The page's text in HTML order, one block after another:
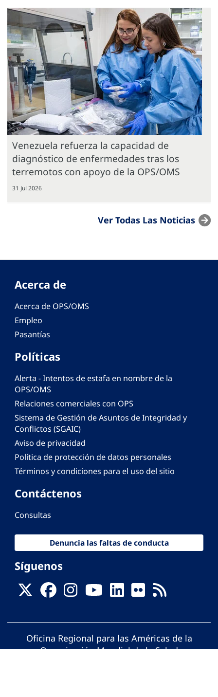
Venezuela refuerza la capacidad de
diagnóstico de enfermedades tras los
terremotos con apoyo de la OPS/OMS
31 Jul 2026
Ver Todas Las Noticias
Acerca de
Acerca de OPS/OMS
Empleo
Pasantías
Políticas
Alerta - Intentos de estafa en nombre de la
OPS/OMS
Relaciones comerciales con OPS
Sistema de Gestión de Asuntos de Integridad y
Conflictos (SGAIC)
Aviso de privacidad
Política de protección de datos personales
Términos y condiciones para el uso del sitio
Contáctenos
Consultas
Denuncia las faltas de conducta
Síguenos
Oficina Regional para las Américas de la
Organización Mundial de la Salud